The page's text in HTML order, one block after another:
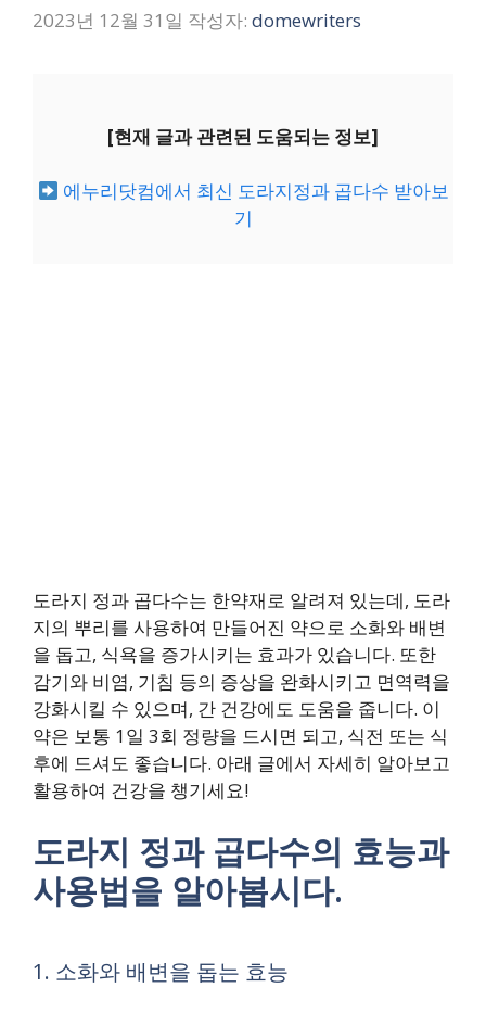
2023년 12월 31일 작성자: domewriters
[현재 글과 관련된 도움되는 정보]
에누리닷컴에서 최신 도라지정과 곱다수 받아보
기
도라지 정과 곱다수는 한약재로 알려져 있는데, 도라
지의 뿌리를 사용하여 만들어진 약으로 소화와 배변
을 돕고, 식욕을 증가시키는 효과가 있습니다. 또한
감기와 비염, 기침 등의 증상을 완화시키고 면역력을
강화시킬 수 있으며, 간 건강에도 도움을 줍니다. 이
약은 보통 1일 3회 정량을 드시면 되고, 식전 또는 식
후에 드셔도 좋습니다. 아래 글에서 자세히 알아보고
활용하여 건강을 챙기세요!
도라지 정과 곱다수의 효능과
사용법을 알아봅시다.
1. 소화와 배변을 돕는 효능